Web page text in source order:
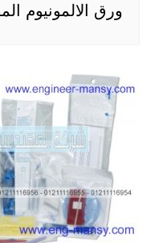
ورق الالمونيوم